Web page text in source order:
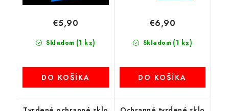
Skladom (1 ks)
€5,90
DO KOŠÍKA
Skladom (1 ks)
€6,90
DO KOŠÍKA